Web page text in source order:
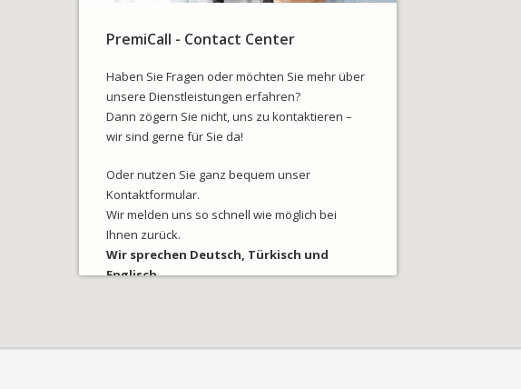
PremiCall - Contact Center
Haben Sie Fragen oder möchten Sie mehr über
unsere Dienstleistungen erfahren?
Dann zögern Sie nicht, uns zu kontaktieren –
wir sind gerne für Sie da!
Oder nutzen Sie ganz bequem unser
Kontaktformular.
Wir melden uns so schnell wie möglich bei
Ihnen zurück.
Wir sprechen Deutsch, Türkisch und
Englisch.